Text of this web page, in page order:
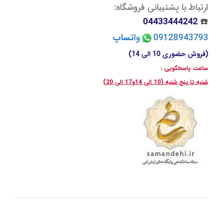
ارتباط با پشتیبانی فروشگاه:
☎️
04433444242
09128943793
واتساپ
(فروش حضوری 10 الی 14)
ساعت پاسخگویی :
شنبه تا پنج شنبه (10 الی 14و17 الی 20)